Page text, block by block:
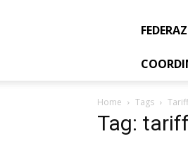
Home Tags
Tag: